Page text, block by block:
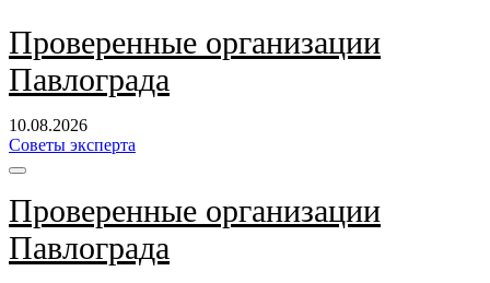
Перейти
к
содержанию
Проверенные организации
Павлограда
10.08.2026
Советы эксперта
Проверенные организации
Павлограда